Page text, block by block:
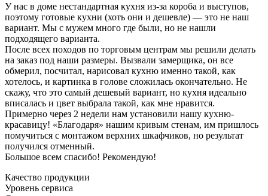
У нас в доме нестандартная кухня из-за короба и выступов,
поэтому готовые кухни (хоть они и дешевле) — это не наш
вариант. Мы с мужем много где были, но не нашли
подходящего варианта.
После всех походов по торговым центрам мы решили делать
на заказ под наши размеры. Вызвали замерщика, он все
обмерил, посчитал, нарисовал кухню именно такой, как
хотелось, и картинка в голове сложилась окончательно. Не
скажу, что это самый дешевый вариант, но кухня идеально
вписалась и цвет выбрала такой, как мне нравится.
Примерно через 2 недели нам установили нашу кухню-
красавицу! «Благодаря» нашим кривым стенам, им пришлось
помучиться с монтажом верхних шкафчиков, но результат
получился отменный.
Большое всем спасибо! Рекомендую!
Качество продукции
Уровень сервиса